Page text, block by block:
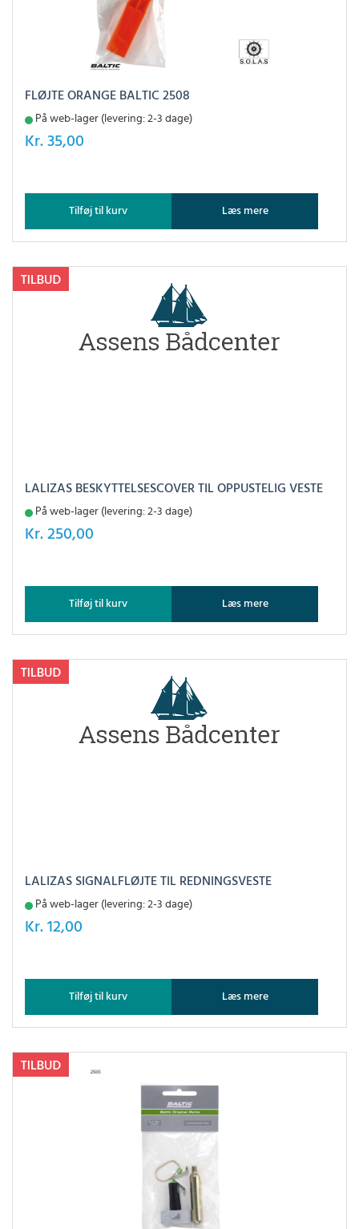
FLØJTE ORANGE BALTIC 2508
På web-lager (levering: 2-3 dage)
Kr.35,00
Tilføj til kurv Læs mere
LALIZAS BESKYTTELSESCOVER TIL OPPUSTELIG VESTE
På web-lager (levering: 2-3 dage)
Kr.250,00
Tilføj til kurv Læs mere
LALIZAS SIGNALFLØJTE TIL REDNINGSVESTE
På web-lager (levering: 2-3 dage)
Kr.12,00
Tilføj til kurv Læs mere